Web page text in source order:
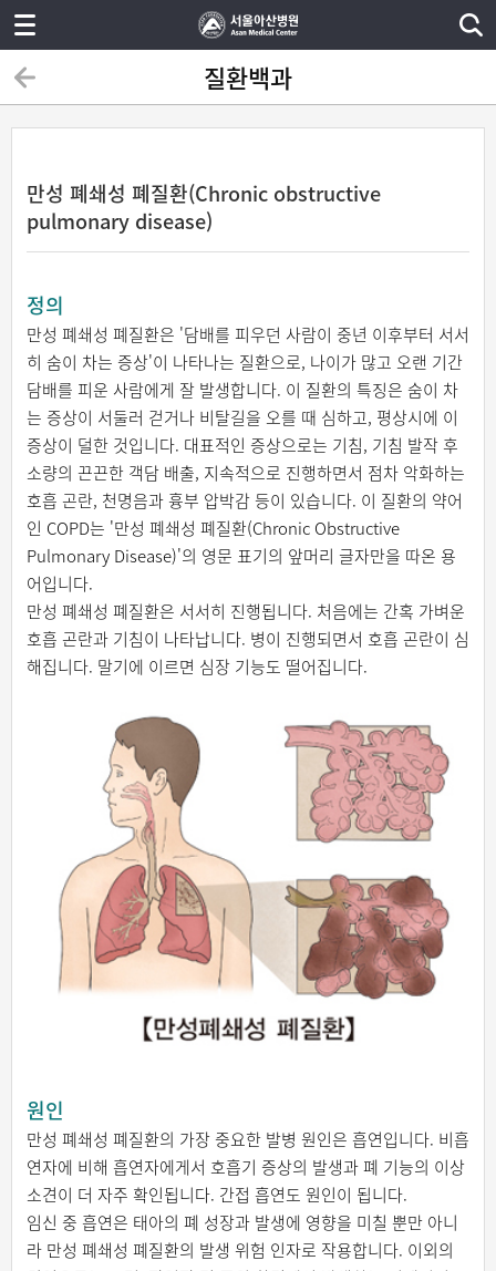
질환백과
만성 폐쇄성 폐질환(Chronic obstructive
pulmonary disease)
정의
만성 폐쇄성 폐질환은 '담배를 피우던 사람이 중년 이후부터 서서
히 숨이 차는 증상'이 나타나는 질환으로, 나이가 많고 오랜 기간
담배를 피운 사람에게 잘 발생합니다. 이 질환의 특징은 숨이 차
는 증상이 서둘러 걷거나 비탈길을 오를 때 심하고, 평상시에 이
증상이 덜한 것입니다. 대표적인 증상으로는 기침, 기침 발작 후
소량의 끈끈한 객담 배출, 지속적으로 진행하면서 점차 악화하는
호흡 곤란, 천명음과 흉부 압박감 등이 있습니다. 이 질환의 약어
인 COPD는 '만성 폐쇄성 폐질환(Chronic Obstructive
Pulmonary Disease)'의 영문 표기의 앞머리 글자만을 따온 용
어입니다.
만성 폐쇄성 폐질환은 서서히 진행됩니다. 처음에는 간혹 가벼운
호흡 곤란과 기침이 나타납니다. 병이 진행되면서 호흡 곤란이 심
해집니다. 말기에 이르면 심장 기능도 떨어집니다.
원인
만성 폐쇄성 폐질환의 가장 중요한 발병 원인은 흡연입니다. 비흡
연자에 비해 흡연자에게서 호흡기 증상의 발생과 폐 기능의 이상
소견이 더 자주 확인됩니다. 간접 흡연도 원인이 됩니다.
임신 중 흡연은 태아의 폐 성장과 발생에 영향을 미칠 뿐만 아니
라 만성 폐쇄성 폐질환의 발생 위험 인자로 작용합니다. 이외의